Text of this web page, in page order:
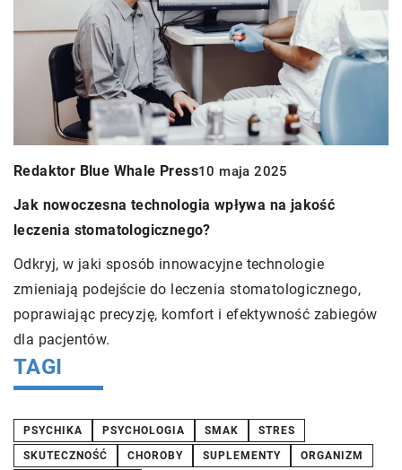
Redaktor Blue Whale Press10 maja 2025
Jak nowoczesna technologia wpływa na jakość
leczenia stomatologicznego?
Odkryj, w jaki sposób innowacyjne technologie
zmieniają podejście do leczenia stomatologicznego,
poprawiając precyzję, komfort i efektywność zabiegów
dla pacjentów.
TAGI
PSYCHIKA PSYCHOLOGIA SMAK
STRES
SKUTECZNOŚĆ
CHOROBY SUPLEMENTY
ORGANIZM